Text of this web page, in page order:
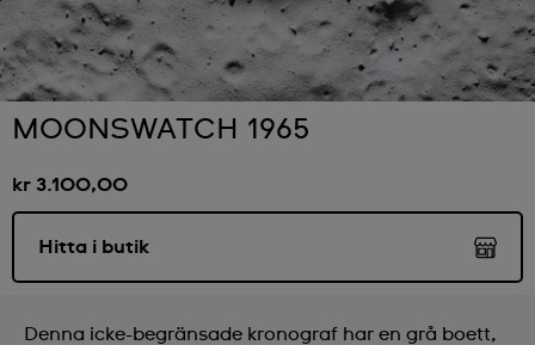
MOONSWATCH 1965
kr 3.100,00
Hitta i butik
Denna icke-begränsade kronograf har en grå boett,